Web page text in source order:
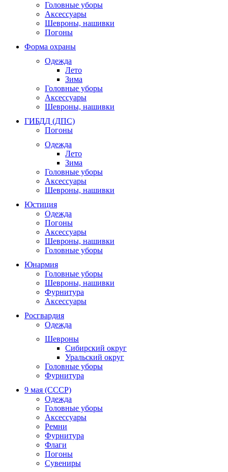
Головные уборы
Аксессуары
Шевроны, нашивки
Погоны
Форма охраны
Одежда
Лето
Зима
Головные уборы
Аксессуары
Шевроны, нашивки
ГИБДД (ДПС)
Погоны
Одежда
Лето
Зима
Головные уборы
Аксессуары
Шевроны, нашивки
Юстиция
Одежда
Погоны
Аксессуары
Шевроны, нашивки
Головные уборы
Юнармия
Головные уборы
Шевроны, нашивки
Фурнитура
Аксессуары
Росгвардия
Одежда
Шевроны
Сибирский округ
Уральский округ
Головные уборы
Фурнитура
9 мая (СССР)
Одежда
Головные уборы
Аксессуары
Ремни
Фурнитура
Флаги
Погоны
Сувениры